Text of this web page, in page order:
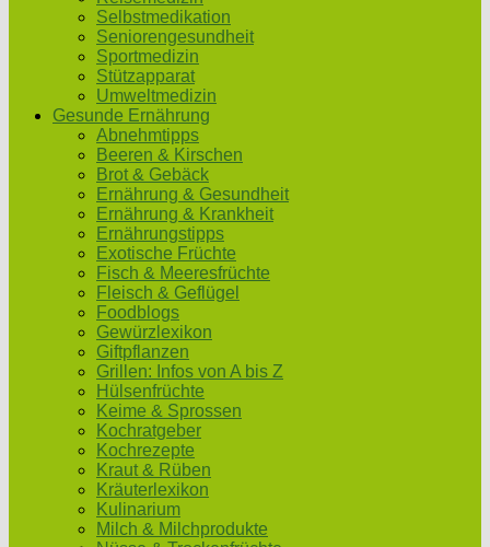
Selbstmedikation
Seniorengesundheit
Sportmedizin
Stützapparat
Umweltmedizin
Gesunde Ernährung
Abnehmtipps
Beeren & Kirschen
Brot & Gebäck
Ernährung & Gesundheit
Ernährung & Krankheit
Ernährungstipps
Exotische Früchte
Fisch & Meeresfrüchte
Fleisch & Geflügel
Foodblogs
Gewürzlexikon
Giftpflanzen
Grillen: Infos von A bis Z
Hülsenfrüchte
Keime & Sprossen
Kochratgeber
Kochrezepte
Kraut & Rüben
Kräuterlexikon
Kulinarium
Milch & Milchprodukte